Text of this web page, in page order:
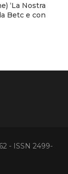
‘La Nostra
Betc e con
- ISSN 2499-